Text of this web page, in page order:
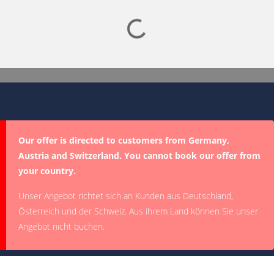
Lade SPORTDIGITAL+ Mediathek
Our offer is directed to customers from Germany,
Austria and Switzerland. You cannot book our offer from
your country.
Unser Angebot richtet sich an Kunden aus Deutschland,
Österreich und der Schweiz. Aus ihrem Land können Sie unser
Angebot nicht buchen.